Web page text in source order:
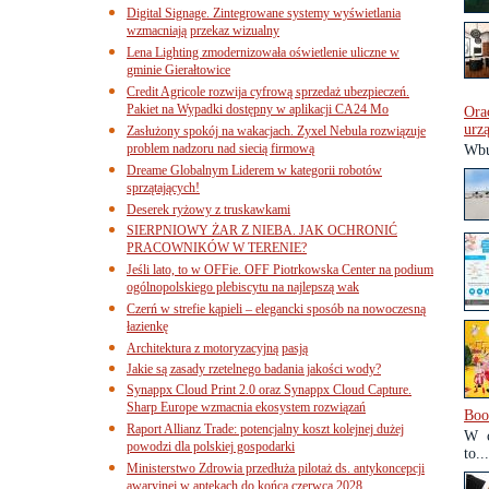
W
to...
Digital Signage. Zintegrowane systemy wyświetlania
wzmacniają przekaz wizualny
Lena Lighting zmodernizowała oświetlenie uliczne w
gminie Gierałtowice
Credit Agricole rozwija cyfrową sprzedaż ubezpieczeń.
Pakiet na Wypadki dostępny w aplikacji CA24 Mo
Zasłużony spokój na wakacjach. Zyxel Nebula rozwiązuje
problem nadzoru nad siecią firmową
Dreame Globalnym Liderem w kategorii robotów
sprzątających!
Deserek ryżowy z truskawkami
SIERPNIOWY ŻAR Z NIEBA. JAK OCHRONIĆ
PRACOWNIKÓW W TERENIE?
Jeśli lato, to w OFFie. OFF Piotrkowska Center na podium
ogólnopolskiego plebiscytu na najlepszą wak
Czerń w strefie kąpieli – elegancki sposób na nowoczesną
łazienkę
Architektura z motoryzacyjną pasją
Jakie są zasady rzetelnego badania jakości wody?
Synappx Cloud Print 2.0 oraz Synappx Cloud Capture.
Sharp Europe wzmacnia ekosystem rozwiązań
Raport Allianz Trade: potencjalny koszt kolejnej dużej
powodzi dla polskiej gospodarki
Ministerstwo Zdrowia przedłuża pilotaż ds. antykoncepcji